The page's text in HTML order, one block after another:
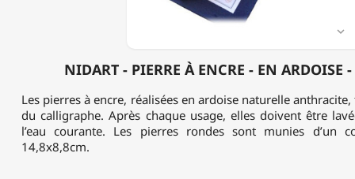
NIDART - PIERRE À ENCRE - EN ARDOISE

Les pierres à encre, réalisées en ardoise naturelle
du calligraphe. Après chaque usage, elles doivent être
l’eau courante. Les pierres rondes sont munies d’un
14,8x8,8cm.